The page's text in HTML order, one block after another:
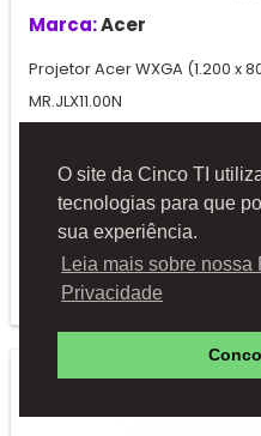
O site da Cinco TI
tecnologias para que
sua experiência.
Leia mais sobre nossa
Privacidade
Marca:Acer
Projetor Acer WXGA (1.200 x
MR.JLX11.00N
Mais
Solicitar Orçamento
Adicionar à